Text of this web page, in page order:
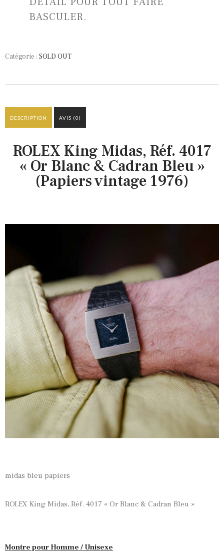
BASCULER.
Catégorie : SOLD OUT
DESCRIPTION AVIS (0)
ROLEX King Midas, Réf. 4017
« Or Blanc & Cadran Bleu »
(Papiers vintage 1976)
midas bleu papiers
ROLEX King Midas, Réf. 4017 « Or Blanc & Cadran Bleu »
Montre pour Homme / Unisexe